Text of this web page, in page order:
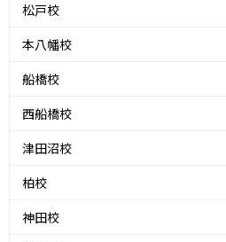
松戸校
本八幡校
船橋校
西船橋校
津田沼校
柏校
神田校